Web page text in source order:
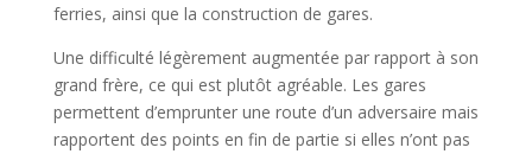
ferries, ainsi que la construction de gares.
Une difficulté légèrement augmentée par rapport à son
grand frère, ce qui est plutôt agréable. Les gares
permettent d’emprunter une route d’un adversaire mais
rapportent des points en fin de partie si elles n’ont pas